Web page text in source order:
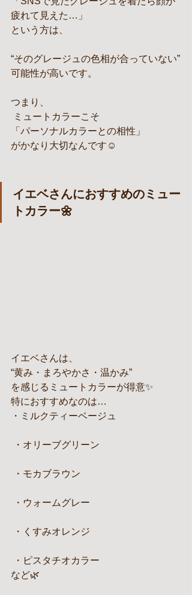
疲れて見えた…」
という方は、
“そのグレージュの色相が合っていない”
可能性が高いです。
つまり、
ミュートカラーこそ
「パーソナルカラーとの相性」
がかなり大切なんです☺️
イエベさんにおすすめのミュー
トカラー🌼
イエベさんは、
“黄み・まろやかさ・温かみ”
を感じるミュートカラーが得意✨
特におすすめなのは…
・ミルクティーベージュ
・オリーブグリーン
・モカブラウン
・ウォームグレー
・くすみオレンジ
・ピスタチオカラー
など🌿